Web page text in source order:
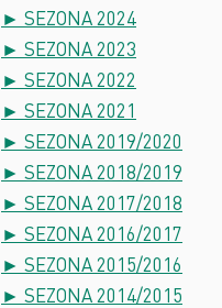
► SEZONA 2024
► SEZONA 2023
► SEZONA 2022
► SEZONA 2021
► SEZONA 2019/2020
► SEZONA 2018/2019
► SEZONA 2017/2018
► SEZONA 2016/2017
► SEZONA 2015/2016
► SEZONA 2014/2015